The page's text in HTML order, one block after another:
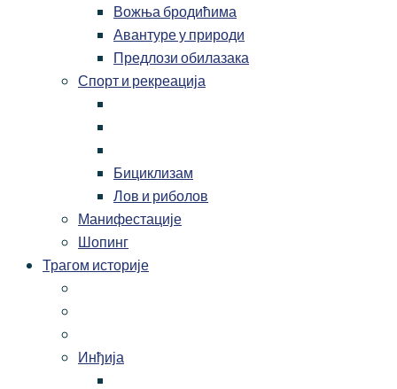
Вожња бродићима
Авантуре у природи
Предлози обилазака
Спорт и рекреација
Бициклизам
Лов и риболов
Манифестације
Шопинг
Трагом историје
Инђија